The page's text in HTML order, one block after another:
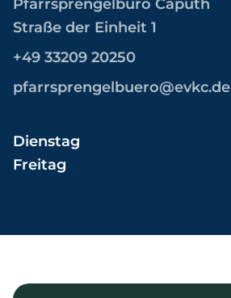
Pfarrsprengelbüro Caputh
Straße der Einheit 1
+49 33209 20250
pfarrsprengelbuero@evkc.de
Dienstag
Freitag